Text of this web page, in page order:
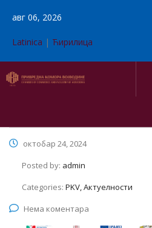
авг 06, 2026
Latinica | Ћирилица
октобар 24, 2024
Posted by: admin
Categories: PKV, Актуелности
Нема коментара